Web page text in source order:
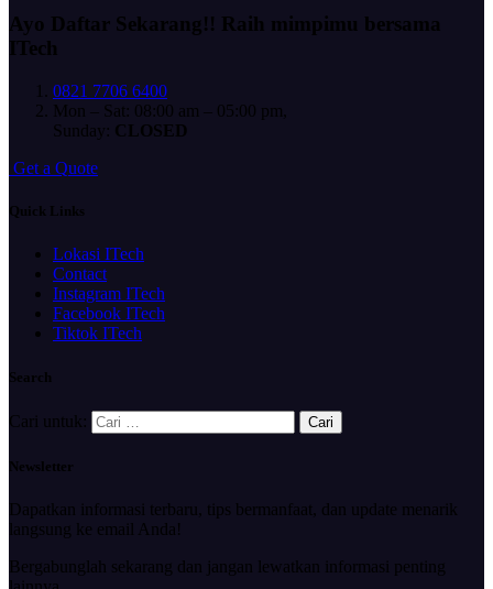
Ayo Daftar Sekarang!! Raih mimpimu bersama
ITech
0821 7706 6400
Mon – Sat: 08:00 am – 05:00 pm,
Sunday: CLOSED
Get a Quote
Quick Links
Lokasi ITech
Contact
Instagram ITech
Facebook ITech
Tiktok ITech
Search
Cari untuk:
Newsletter
Dapatkan informasi terbaru, tips bermanfaat, dan update menarik
langsung ke email Anda!
Bergabunglah sekarang dan jangan lewatkan informasi penting